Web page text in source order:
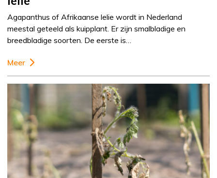
Agapanthus of Afrikaanse lelie wordt in Nederland
meestal geteeld als kuipplant. Er zijn smalbladige en
breedbladige soorten. De eerste is…
Meer